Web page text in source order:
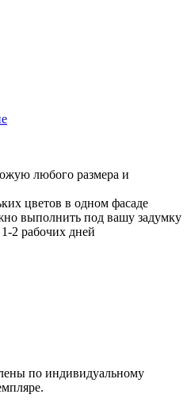
любого размера и
цветов в одном фасаде
выполнить под вашу задумку
2 рабочих дней
по индивидуальному